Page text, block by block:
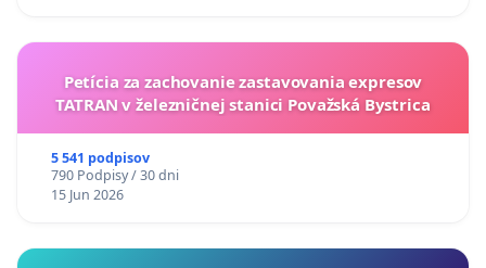
Petícia za zachovanie zastavovania expresov
TATRAN v železničnej stanici Považská Bystrica
5 541 podpisov
790 Podpisy / 30 dni
15 Jun 2026